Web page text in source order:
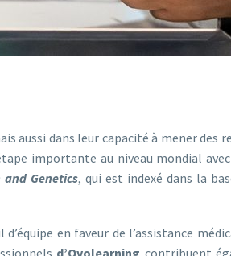
aussi dans leur capacité à mener des
importante au niveau mondial
Genetics, qui est indexé dans la
en faveur de l’assistance
d’Ovolearning contribuent